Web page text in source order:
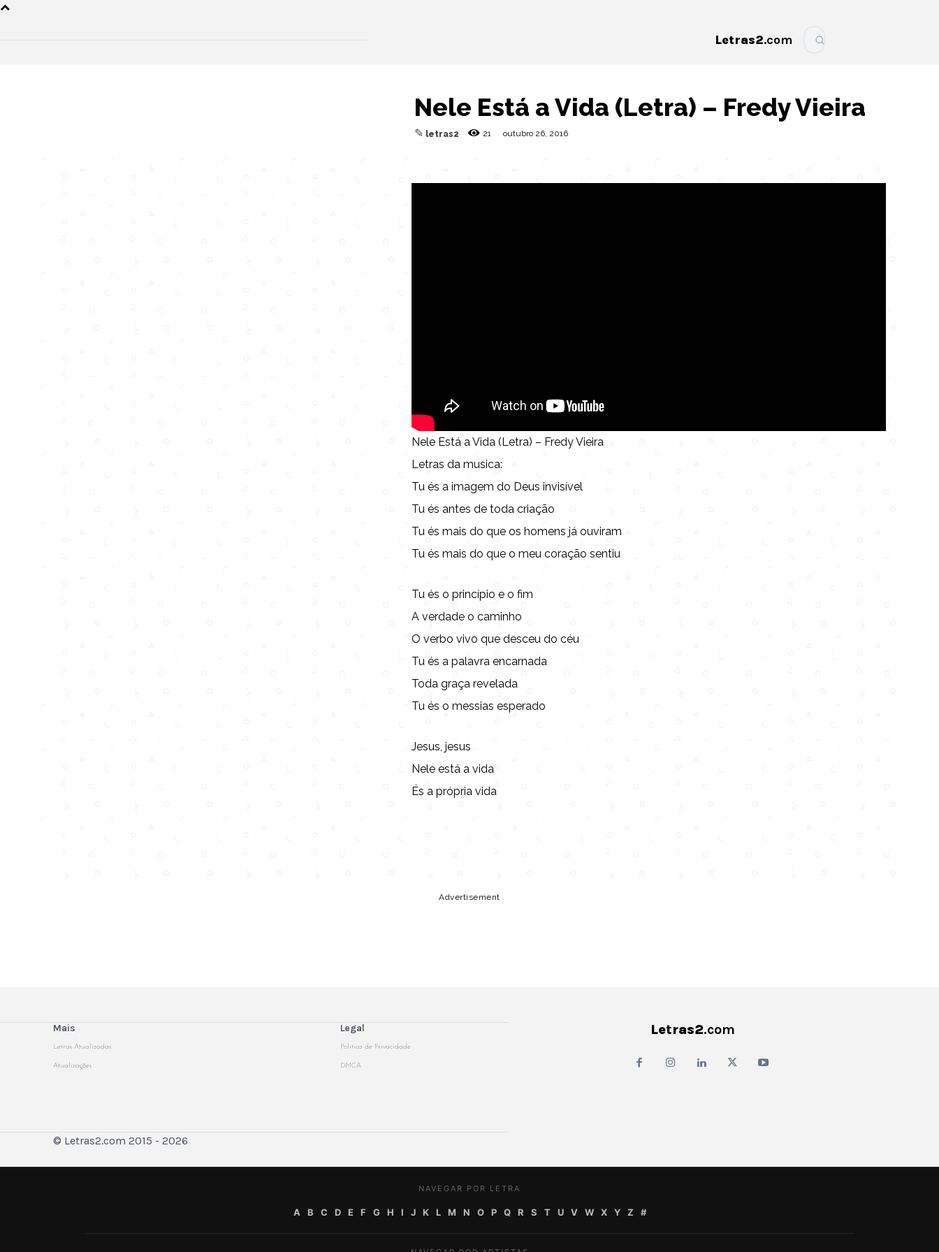
Letras2.com
Nele Está a Vida (Letra) – Fredy Vieira
✎ letras2 21 outubro 26, 2016
Nele Está a Vida (Letra) – Fredy Vieira
Letras da musica:
Tu és a imagem do Deus invisível
Tu és antes de toda criação
Tu és mais do que os homens já ouviram
Tu és mais do que o meu coração sentiu
Tu és o princípio e o fim
A verdade o caminho
O verbo vivo que desceu do céu
Tu és a palavra encarnada
Toda graça revelada
Tu és o messias esperado
Jesus, jesus
Nele está a vida
És a própria vida
Advertisement
Mais
Letras Atualizadas
Atualizações
Legal
Politica de Privacidade
DMCA
Letras2.com
© Letras2.com 2015 - 2026
NAVEGAR POR LETRA
A B C D E F G H I J K L M N O P Q R S T U V W X Y Z #